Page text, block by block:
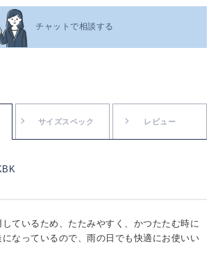
チャットで相談する
サイズスペック レビュー
ているため、たたみやすく、かつたたむ時に
なっているので、雨の日でも快適にお使いい